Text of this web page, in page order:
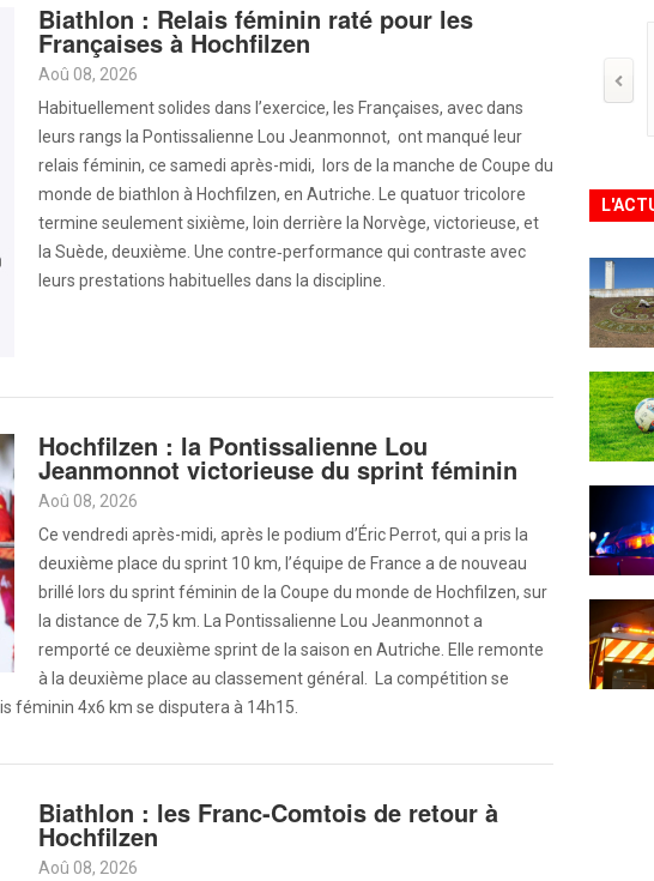
Biathlon : Relais féminin raté pour les
Françaises à Hochfilzen
Aoû 08, 2026
Habituellement solides dans l’exercice, les Françaises, avec dans
leurs rangs la Pontissalienne Lou Jeanmonnot, ont manqué leur
relais féminin, ce samedi après-midi, lors de la manche de Coupe du
monde de biathlon à Hochfilzen, en Autriche. Le quatuor tricolore
termine seulement sixième, loin derrière la Norvège, victorieuse, et
la Suède, deuxième. Une contre‑performance qui contraste avec
leurs prestations habituelles dans la discipline.
Hochfilzen : la Pontissalienne Lou
Jeanmonnot victorieuse du sprint féminin
Aoû 08, 2026
Ce vendredi après-midi, après le podium d’Éric Perrot, qui a pris la
deuxième place du sprint 10 km, l’équipe de France a de nouveau
brillé lors du sprint féminin de la Coupe du monde de Hochfilzen, sur
la distance de 7,5 km. La Pontissalienne Lou Jeanmonnot a
remporté ce deuxième sprint de la saison en Autriche. Elle remonte
à la deuxième place au classement général. La compétition se
féminin 4x6 km se disputera à 14h15.
Biathlon : les Franc-Comtois de retour à
Hochfilzen
Aoû 08, 2026